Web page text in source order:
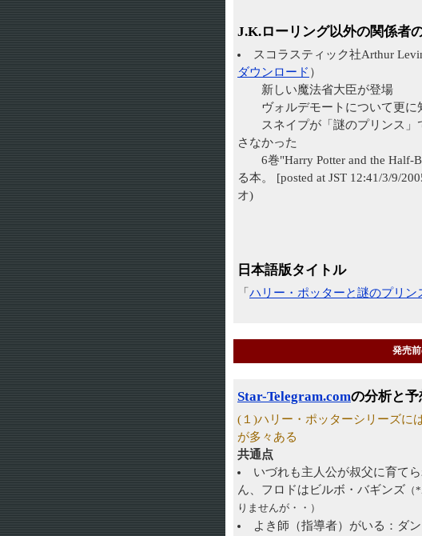
J.K.ローリング以外の関係者
スコラスティック社Arthur
ダウンロード ）
新しい魔法省大臣が登場
ヴォルデモートについて更に
スネイプが「謎のプリンス」
さなかった
6巻"Harry Potter and the Half-
る本。 [posted at JST 12:41/3/9/
オ)
日本語版タイトル
「 ハリー・ポッターと謎のプリン
発売
Star-Telegram.comの分析と予
(１)ハリー・ポッターシリーズに
が多々ある
共通点
いづれも主人公が叔父に育て
ん、フロドはビルボ・バギンズ
りませんが・・）
よき師（指導者）がいる：ダ